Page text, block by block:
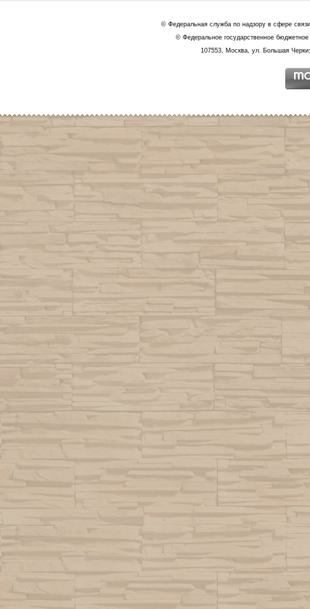
© Федеральная служба по надзору в сфере
© Федеральное государственное
107553, Москва, ул. Большая